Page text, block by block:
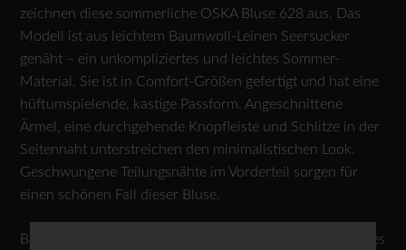
zeichnen diese sommerliche OSKA Bluse 628 aus. Das
Modell ist aus leichtem Baumwoll-Leinen Seersucker
genäht – ein unkompliziertes und leichtes Sommer-
Material. Sie ist in Comfort-Größen gefertigt und hat eine
hüftumspielende, kastige Passform. Angeschnittene
Ärmel, eine durchgehende Knopfleiste und Schlitze in der
Seitennaht unterstreichen den minimalistischen Look.
Geschwungene Teilungsnähte im Vorderteil sorgen für
einen schönen Fall dieser Bluse.
Baumwoll-Leinen Voile mit Seersucker Streifen, als fertiges